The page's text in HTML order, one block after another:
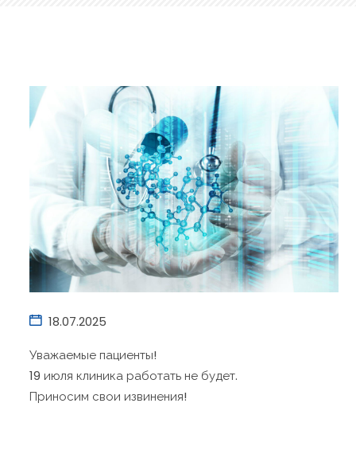
18.07.2025
Уважаемые пациенты!
19 июля клиника работать не будет.
Приносим свои извинения!